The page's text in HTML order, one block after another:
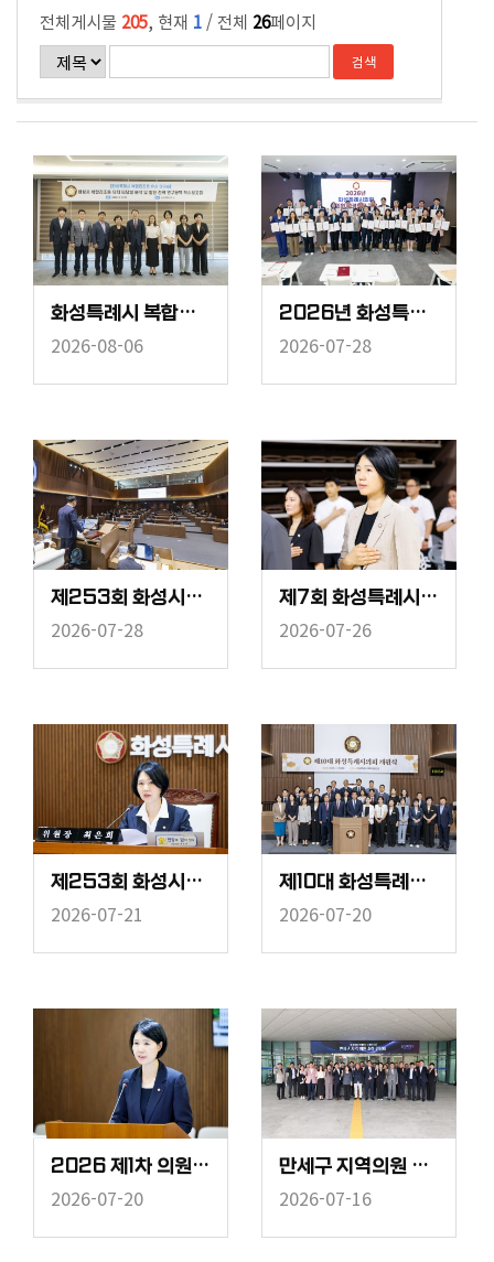
전체게시물 205, 현재 1 / 전체 26페이지
화성특례시 복합리조트 유치 연구회 착수보고회
2026-08-06
2026년 화성특례시의회 의원 법정의무교육
2026-07-28
제253회 화성시의회 임시회 중 제2차 본회의
2026-07-28
제7회 화성특례시의회 의장기 배드민턴대회
2026-07-26
제253회 화성시의회 임시회 중 보건복지위원회
2026-07-21
제10대 화성특례시의회 개원식
2026-07-20
2026 제1차 의원연구단체 운영심사위원회
2026-07-20
만세구 지역의원 초청 간담회
2026-07-16